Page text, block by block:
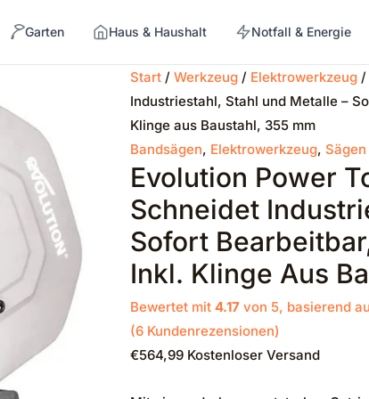
Garten Haus & Haushalt Notfall & Energie
→
Start/ Werkzeug/ Elektrowerkzeug/
Industriestahl, Stahl und Metalle –
Klinge aus Baustahl, 355 mm
Bandsägen, Elektrowerkzeug, Sägen
Evolution Power
Schneidet
Sofort
Inkl. Klinge Aus
Bewertet mit 4.17von 5, basierend
(6Kundenrezensionen)
€564,99 Kostenloser Versand